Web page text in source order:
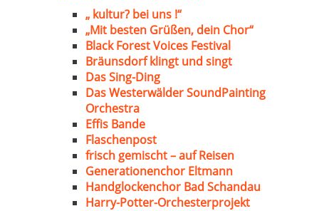
„ kultur? bei uns !“
„Mit besten Grüßen, dein Chor“
Black Forest Voices Festival
Bräunsdorf klingt und singt
Das Sing-Ding
Das Westerwälder SoundPainting
Orchestra
Effis Bande
Flaschenpost
frisch gemischt – auf Reisen
Generationenchor Eltmann
Handglockenchor Bad Schandau
Harry-Potter-Orchesterprojekt